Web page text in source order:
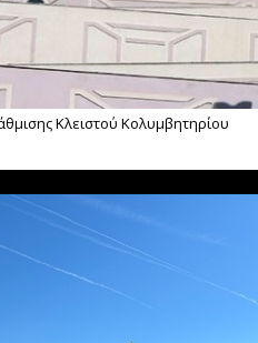
Κλειστού Κολυμβητηρίου